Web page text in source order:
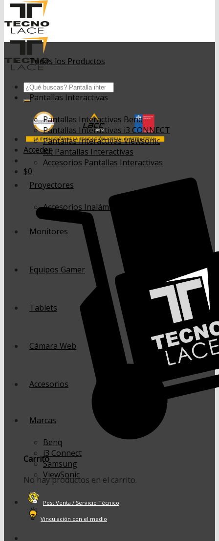
Buscar
por:
Acceder
$0
Carrito
No hay productos en el carrito.
Todos los Productos
Pantallas Interactivas
Pantallas Interactivas Benq
Pantallas Interactivas i3 CONNECT
Pantallas Interactivas Viewsonic
Kit Pantallas Interactivas
Accesorios Pantallas Interactivas
Proyectores
Accesorios Inalámbricos
Monitores
Equipos Gamer
Tablets
Cámara Web
Accesorios
Marcas
Benq
i3 Connect
Samsung
ViewSonic
Post Venta / Servicio Técnico
Vinculación con el medio